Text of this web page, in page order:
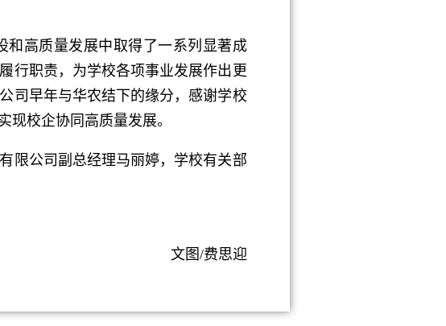
高质量发展中取得了一系列显著成
行职责，为学校各项事业发展作出更
司早年与华农结下的缘分，感谢学校
现校企协同高质量发展。
公司副总经理马丽婷，学校有关部
文图/费思迎